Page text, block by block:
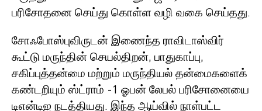
பரிசோதனை செய்து கொள்ள வழி வகை செய்தது.
சோஃபோஸ்புவிருடன் இணைந்த ராவிடாஸ்விர்
கூட்டு மருந்தின் செயல்திறன், பாதுகாப்பு,
சகிப்புத்தன்மை மற்றும் மருந்தியல் தன்மைகளைக்
கண்டறியும் ஸ்ட்ராம் -1 ஓபன் லேபல் பரிசோனையை
டிஎன்டிஐ நடத்தியது. இந்த ஆய்வில் நாள்பட்ட